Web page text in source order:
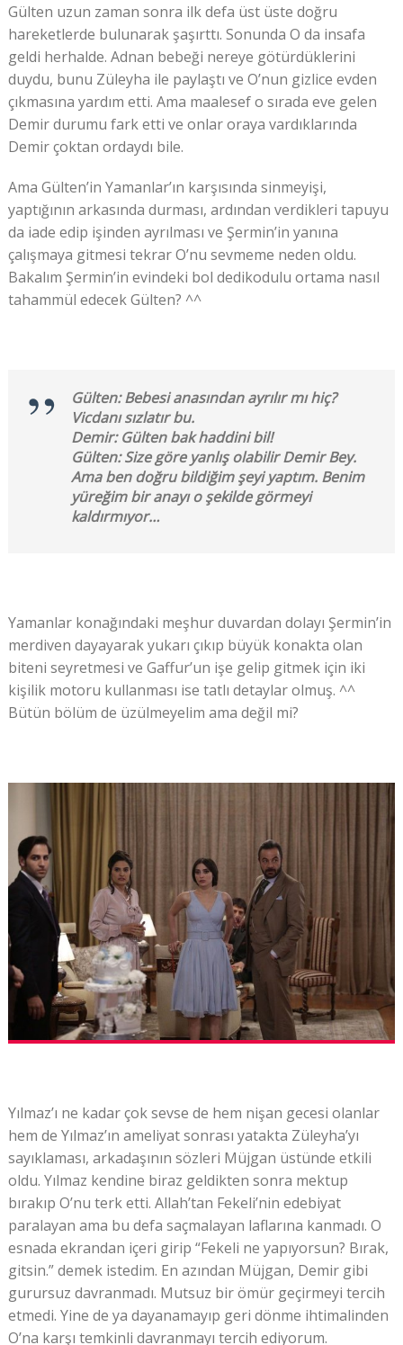
Gülten uzun zaman sonra ilk defa üst üste doğru
hareketlerde bulunarak şaşırttı. Sonunda O da insafa
geldi herhalde. Adnan bebeği nereye götürdüklerini
duydu, bunu Züleyha ile paylaştı ve O’nun gizlice evden
çıkmasına yardım etti. Ama maalesef o sırada eve gelen
Demir durumu fark etti ve onlar oraya vardıklarında
Demir çoktan ordaydı bile.
Ama Gülten’in Yamanlar’ın karşısında sinmeyişi,
yaptığının arkasında durması, ardından verdikleri tapuyu
da iade edip işinden ayrılması ve Şermin’in yanına
çalışmaya gitmesi tekrar O’nu sevmeme neden oldu.
Bakalım Şermin’in evindeki bol dedikodulu ortama nasıl
tahammül edecek Gülten? ^^
Gülten: Bebesi anasından ayrılır mı hiç?
Vicdanı sızlatır bu.
Demir: Gülten bak haddini bil!
Gülten: Size göre yanlış olabilir Demir Bey.
Ama ben doğru bildiğim şeyi yaptım. Benim
yüreğim bir anayı o şekilde görmeyi
kaldırmıyor…
Yamanlar konağındaki meşhur duvardan dolayı Şermin’in
merdiven dayayarak yukarı çıkıp büyük konakta olan
biteni seyretmesi ve Gaffur’un işe gelip gitmek için iki
kişilik motoru kullanması ise tatlı detaylar olmuş. ^^
Bütün bölüm de üzülmeyelim ama değil mi?
Yılmaz’ı ne kadar çok sevse de hem nişan gecesi olanlar
hem de Yılmaz’ın ameliyat sonrası yatakta Züleyha’yı
sayıklaması, arkadaşının sözleri Müjgan üstünde etkili
oldu. Yılmaz kendine biraz geldikten sonra mektup
bırakıp O’nu terk etti. Allah’tan Fekeli’nin edebiyat
paralayan ama bu defa saçmalayan laflarına kanmadı. O
esnada ekrandan içeri girip “Fekeli ne yapıyorsun? Bırak,
gitsin.” demek istedim. En azından Müjgan, Demir gibi
gurursuz davranmadı. Mutsuz bir ömür geçirmeyi tercih
etmedi. Yine de ya dayanamayıp geri dönme ihtimalinden
O’na karşı temkinli davranmayı tercih ediyorum.